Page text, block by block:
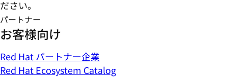
ださい。
パートナー
お客様向け
Red Hat パートナー企業
Red Hat Ecosystem Catalog